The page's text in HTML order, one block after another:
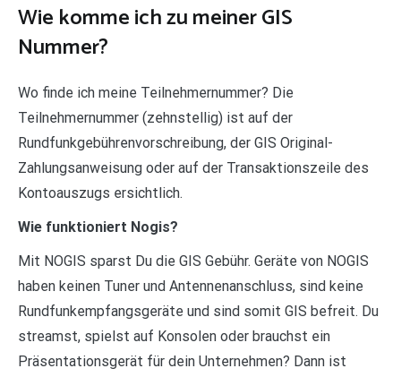
Wie komme ich zu meiner GIS
Nummer?
Wo finde ich meine Teilnehmernummer? Die
Teilnehmernummer (zehnstellig) ist auf der
Rundfunkgebührenvorschreibung, der GIS Original-
Zahlungsanweisung oder auf der Transaktionszeile des
Kontoauszugs ersichtlich.
Wie funktioniert Nogis?
Mit NOGIS sparst Du die GIS Gebühr. Geräte von NOGIS
haben keinen Tuner und Antennenanschluss, sind keine
Rundfunkempfangsgeräte und sind somit GIS befreit. Du
streamst, spielst auf Konsolen oder brauchst ein
Präsentationsgerät für dein Unternehmen? Dann ist